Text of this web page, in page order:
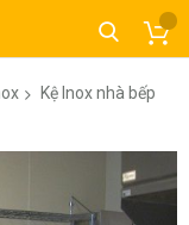
Kệ Inox nhà bếp